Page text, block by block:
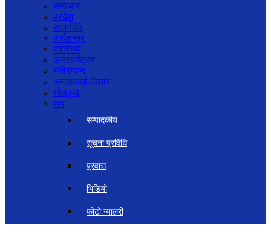
समाचार
प्रदेश
राजनीति
अर्थतन्त्र
स्वास्थ्य
अन्तर्राष्ट्रिय
मनोरन्जन
अन्तरवार्ता/विचार
खेलकुद
थप
सम्पादकीय
सूचना प्रविधि
प्रवास
भिडियो
फोटो ग्यालरी